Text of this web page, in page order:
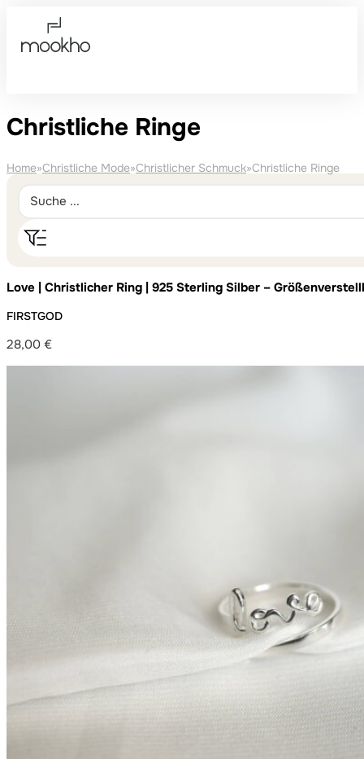
Christliche Ringe
Home»Christliche Mode»Christlicher Schmuck»Christliche Ringe
Love | Christlicher Ring | 925 Sterling Silber –
FIRSTGOD
28,00 €